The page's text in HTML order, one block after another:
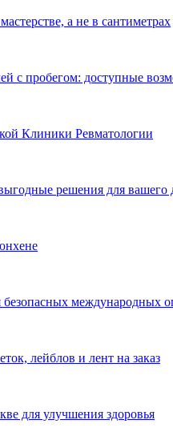
а не в сантиметрах
с пробегом: доступные
Клиники Ревматологии
решения для вашего
международных
лейблов и лент на заказ
для улучшения здоровья